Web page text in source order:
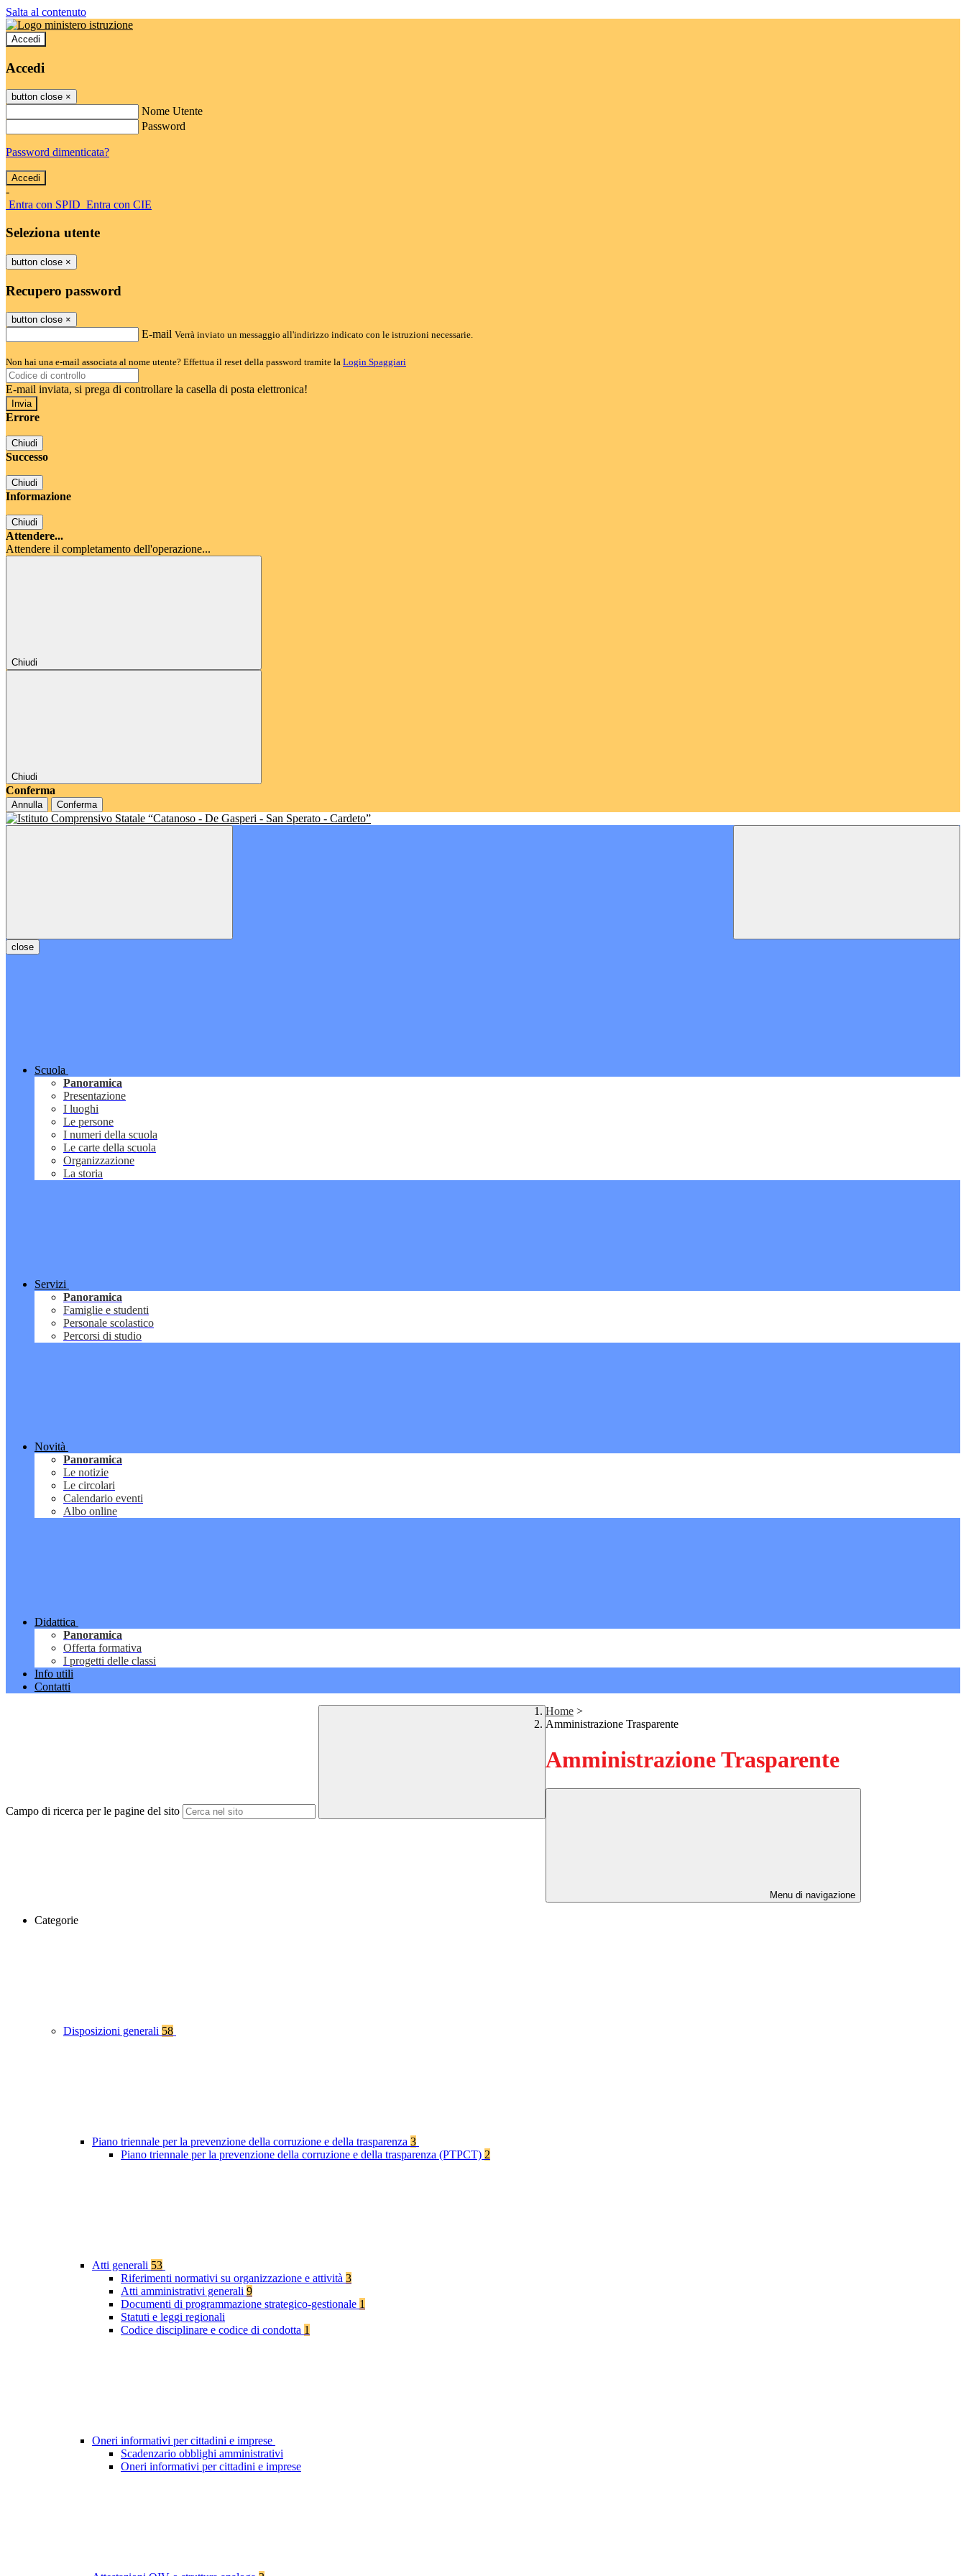
Salta al contenuto
Accedi
Accedi
button close ×
Nome Utente
Password
Password dimenticata?
-
Entra con SPID Entra con CIE
Seleziona utente
button close ×
Recupero password
button close ×
E-mail Verrà inviato un messaggio all'indirizzo indicato con le istruzioni necessarie.
Non hai una e-mail associata al nome utente? Effettua il reset della password tramite la Login Spaggiari
E-mail inviata, si prega di controllare la casella di posta elettronica!
Errore
Chiudi
Successo
Chiudi
Informazione
Chiudi
Attendere...
Attendere il completamento dell'operazione...
Chiudi
Chiudi
Conferma
Annulla Conferma
close
Scuola
Panoramica
Presentazione
I luoghi
Le persone
I numeri della scuola
Le carte della scuola
Organizzazione
La storia
Servizi
Panoramica
Famiglie e studenti
Personale scolastico
Percorsi di studio
Novità
Panoramica
Le notizie
Le circolari
Calendario eventi
Albo online
Didattica
Panoramica
Offerta formativa
I progetti delle classi
Info utili
Contatti
Campo di ricerca per le pagine del sito
Home >
Amministrazione Trasparente
Amministrazione Trasparente
Menu di navigazione
Categorie
Disposizioni generali 58
Piano triennale per la prevenzione della corruzione e della trasparenza 3
Piano triennale per la prevenzione della corruzione e della trasparenza (PTPCT) 2
Atti generali 53
Riferimenti normativi su organizzazione e attività 3
Atti amministrativi generali 9
Documenti di programmazione strategico-gestionale 1
Statuti e leggi regionali
Codice disciplinare e codice di condotta 1
Oneri informativi per cittadini e imprese
Scadenzario obblighi amministrativi
Oneri informativi per cittadini e imprese